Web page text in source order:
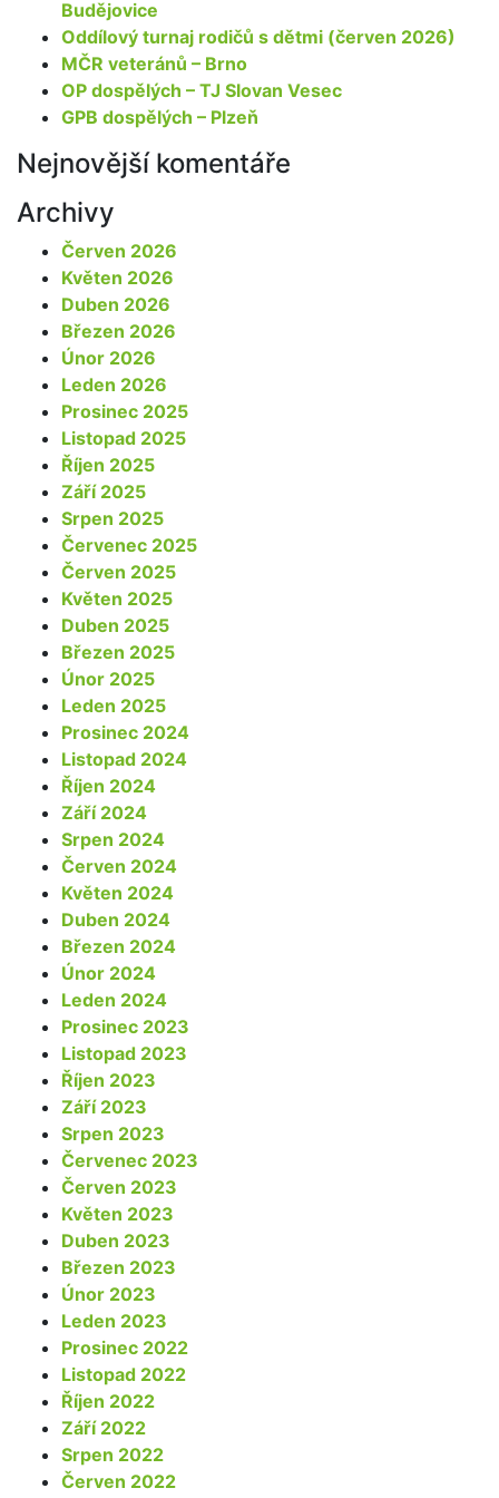
Budějovice
Oddílový turnaj rodičů s dětmi (červen 2026)
MČR veteránů – Brno
OP dospělých – TJ Slovan Vesec
GPB dospělých – Plzeň
Nejnovější komentáře
Archivy
Červen 2026
Květen 2026
Duben 2026
Březen 2026
Únor 2026
Leden 2026
Prosinec 2025
Listopad 2025
Říjen 2025
Září 2025
Srpen 2025
Červenec 2025
Červen 2025
Květen 2025
Duben 2025
Březen 2025
Únor 2025
Leden 2025
Prosinec 2024
Listopad 2024
Říjen 2024
Září 2024
Srpen 2024
Červen 2024
Květen 2024
Duben 2024
Březen 2024
Únor 2024
Leden 2024
Prosinec 2023
Listopad 2023
Říjen 2023
Září 2023
Srpen 2023
Červenec 2023
Červen 2023
Květen 2023
Duben 2023
Březen 2023
Únor 2023
Leden 2023
Prosinec 2022
Listopad 2022
Říjen 2022
Září 2022
Srpen 2022
Červen 2022